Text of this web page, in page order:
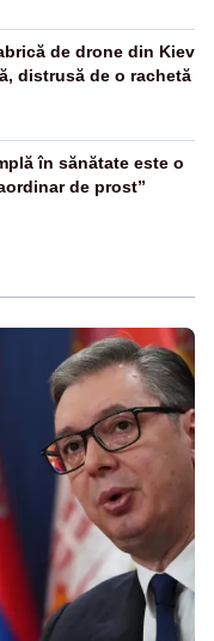
de drone din Kiev
distrusă de o rachetă
în sănătate este o
de prost”